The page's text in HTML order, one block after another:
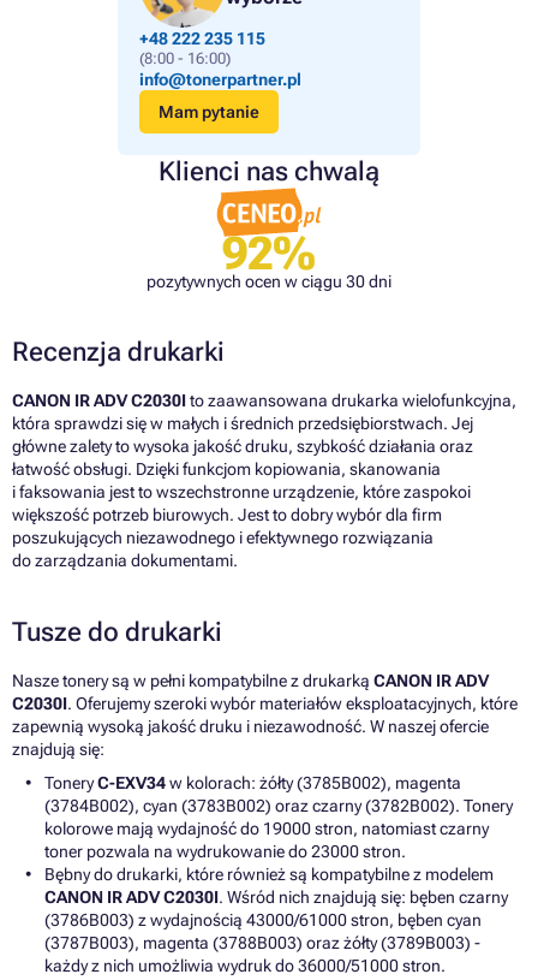
+48 222 235 115
(8:00 - 16:00)
info@tonerpartner.pl
Mam pytanie
Klienci nas chwalą
92%
pozytywnych ocen w ciągu 30 dni
Recenzja drukarki
CANON IR ADV C2030Ito zaawansowana drukarka wielofunkcyjna,
która sprawdzi się w małych i średnich przedsiębiorstwach. Jej
główne zalety to wysoka jakość druku, szybkość działania oraz
łatwość obsługi. Dzięki funkcjom kopiowania, skanowania
i faksowania jest to wszechstronne urządzenie, które zaspokoi
większość potrzeb biurowych. Jest to dobry wybór dla firm
poszukujących niezawodnego i efektywnego rozwiązania
do zarządzania dokumentami.
Tusze do drukarki
Nasze tonery są w pełni kompatybilne z drukarką CANON IR ADV
C2030I. Oferujemy szeroki wybór materiałów eksploatacyjnych, które
zapewnią wysoką jakość druku i niezawodność. W naszej ofercie
znajdują się:
ToneryC-EXV34w kolorach: żółty (3785B002), magenta
(3784B002), cyan (3783B002) oraz czarny (3782B002). Tonery
kolorowe mają wydajność do 19000 stron, natomiast czarny
toner pozwala na wydrukowanie do 23000 stron.
Bębny do drukarki, które również są kompatybilne z modelem
CANON IR ADV C2030I. Wśród nich znajdują się: bęben czarny
(3786B003) z wydajnością 43000/61000 stron, bęben cyan
(3787B003), magenta (3788B003) oraz żółty (3789B003) -
każdy z nich umożliwia wydruk do 36000/51000 stron.